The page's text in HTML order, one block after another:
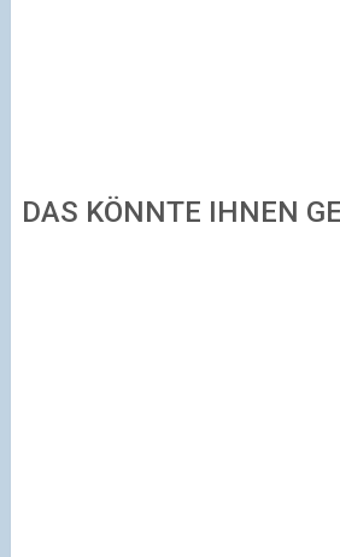
DAS KÖNNTE IHNEN